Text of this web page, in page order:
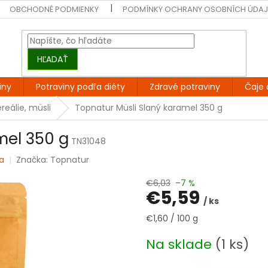
OBCHODNÉ PODMIENKY PODMÍNKY OCHRANY OSOBNÍCH
HĽADAŤ
Potraviny podľa diéty Zdravé potraviny Čaje
müsli Topnatur Müsli Slaný karamel 350 g
350 g TN31048
Značka: Topnatur
€6,03 –7 %
€5,59 / ks
Jednotková
€1,60 / 100 g
Na sklade (1 ks)